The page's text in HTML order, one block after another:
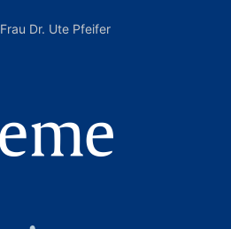
Frau Dr. Ute Pfeifer